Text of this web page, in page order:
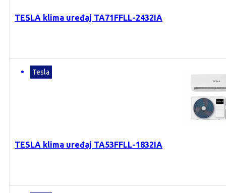
TESLA klima uređaj TA71FFLL-2432IA
TESLA klima uređaj TA53FFLL-1832IA
Tesla